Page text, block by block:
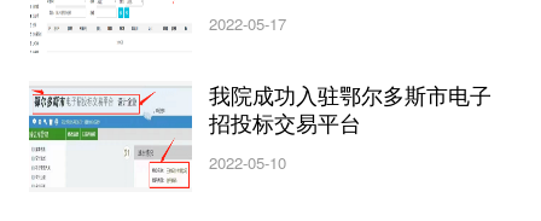
2022-05-17
我院成功入驻鄂尔多斯市电子
招投标交易平台
2022-05-10